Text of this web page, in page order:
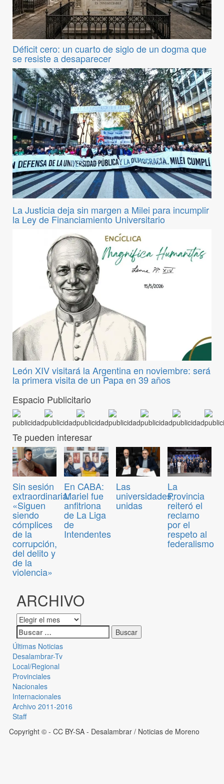
Déficit cero: un cuarto de siglo de un dogma que
se resiste a desaparecer
La Justicia deja sin margen a Milei para incumplir
la Ley de Financiamiento Universitario
León XIV visitará la Argentina en noviembre: será
la primera visita de un Papa en 39 años
Espacio Publicitario
Te pueden interesar
Sin sesión
extraordinaria:
«Siguen
siendo
cómplices
de la
corrupción,
del delito y
de la
violencia»
En CABA:
Mariel fue
anfitriona
de La Liga
de
Intendentes
Las
universidades,
unidas
La
Provincia
reiteró el
reclamo
por el
respeto al
federalismo
ARCHIVO
Últimas Noticias
Desalambrar-Tv
Local/Regional
Provinciales
Nacionales
Internacionales
Archivo 2011-2016
Staff
Copyright © - CC BY-SA - Desalambrar / Noticias de Moreno